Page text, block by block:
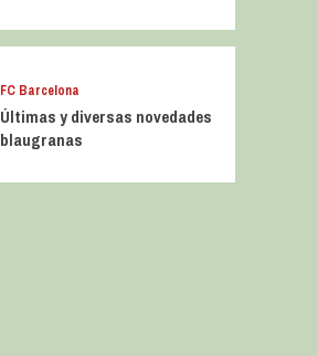
FC Barcelona
Últimas y diversas novedades
blaugranas